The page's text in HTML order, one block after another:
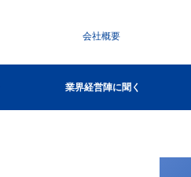
会社概要
業界経営陣に聞く